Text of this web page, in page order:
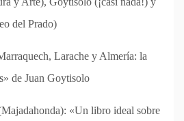
del Prado)
Larache y Almería: la
de Juan Goytisolo
«Un libro ideal sobre